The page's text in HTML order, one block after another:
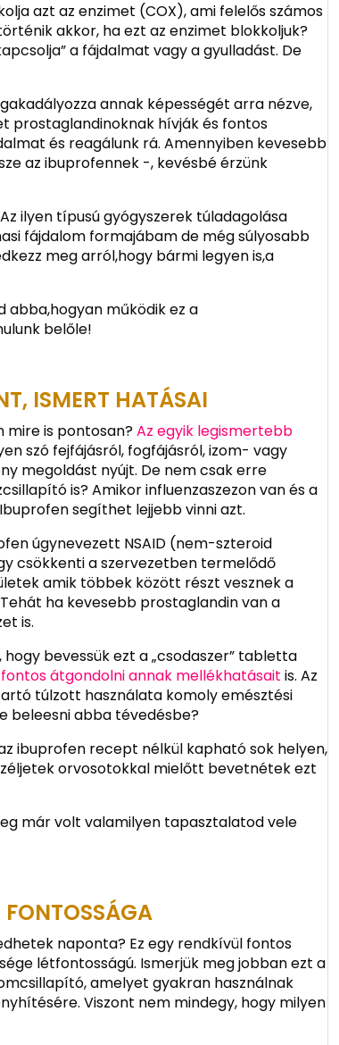
azt az enzimet (COX), ami felelős számos
akkor, ha ezt az enzimet blokkoljuk?
a fájdalmat vagy a gyulladást. De
annak képességét arra nézve,
prostaglandinoknak hívják és fontos
és reagálunk rá. Amennyiben kevesebb
az ibuprofennek -, kevésbé érzünk
ilyen típusú gyógyszerek túladagolása
fájdalom formajábam de még súlyosabb
meg arról,hogy bármi legyen is,a
abba,hogyan működik ez a
belőle!
ISMERT HATÁSAI
mire is pontosan?Az egyik legismertebb
szó fejfájásról, fogfájásról, izom- vagy
megoldást nyújt. De nem csak erre
is? Amikor influenzaszezon van és a
segíthet lejjebb vinni azt.
úgynevezett NSAID (nem-szteroid
csökkenti a szervezetben termelődő
amik többek között részt vesznek a
ha kevesebb prostaglandin van a
is.
bevessük ezt a „csodaszer” tabletta
fontos átgondolni annak mellékhatásait is. Az
túlzott használata komoly emésztési
beleesni abba tévedésbe?
ibuprofen recept nélkül kapható sok helyen,
orvosotokkal mielőtt bevetnétek ezt
már volt valamilyen tapasztalatod vele
FONTOSSÁGA
naponta? Ez egy rendkívül fontos
létfontosságú. Ismerjük meg jobban ezt a
amelyet gyakran használnak
Viszont nem mindegy, hogy milyen